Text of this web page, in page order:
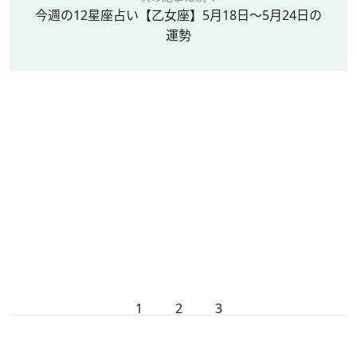
今週の12星座占い【乙女座】5月18日～5月24日の
運勢
1 2 3